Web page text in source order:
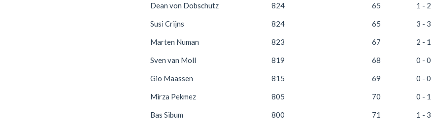
Dean von Dobschutz 824 65 1 - 2
Susi Crijns 824 65 3 - 3
Marten Numan 823 67 2 - 1
Sven van Moll 819 68 0 - 0
Gio Maassen 815 69 0 - 0
Mirza Pekmez 805 70 0 - 1
Bas Sibum 800 71 1 - 3